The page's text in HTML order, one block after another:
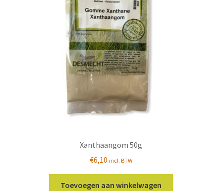
Xanthaangom 50g
€6,10 incl. BTW
Toevoegen aan winkelwagen